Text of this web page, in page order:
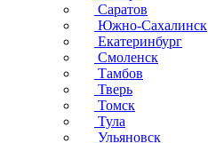
Саратов
Южно-Сахалинск
Екатеринбург
Смоленск
Тамбов
Тверь
Томск
Тула
Ульяновск